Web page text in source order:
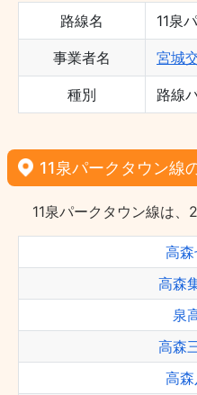
路線名 11泉
事業者名 宮城
種別 路線
11泉パークタウン線
11泉パークタウン線は、
高森
高森
泉
高森
高森